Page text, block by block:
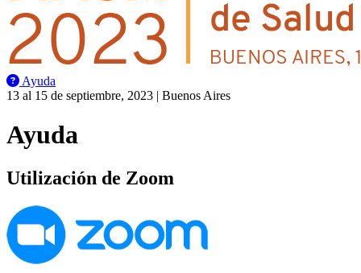
Ayuda
13 al 15 de septiembre, 2023 | Buenos Aires
Ayuda
Utilización de Zoom